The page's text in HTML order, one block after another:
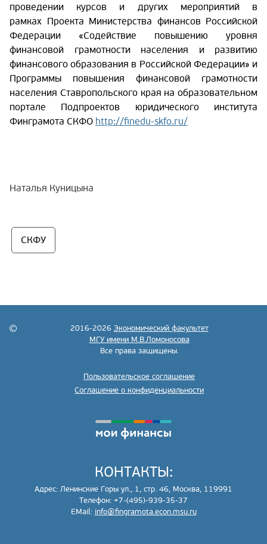
проведении курсов и других мероприятий в
рамках Проекта Министерства финансов Российской
Федерации «Содействие повышению уровня
финансовой грамотности населения и развитию
финансового образования в Российской Федерации» и
Программы повышения финансовой грамотности
населения Ставропольского края на образовательном
портале Подпроектов юридического института
Финграмота СКФО http://finedu-skfo.ru/
Наталья Куницына
СКФУ
2016-2026 Экономический факультет
МГУ имени М.В.Ломоносова
Все права защищены.
Пользовательское соглашение
Соглашение о конфиденциальности
КОНТАКТЫ:
Адрес: Ленинские Горы ул., 1, стр. 46, Москва, 119991
Телефон: +7-(495)-939-35-37
EMail: info@fingramota.econ.msu.ru